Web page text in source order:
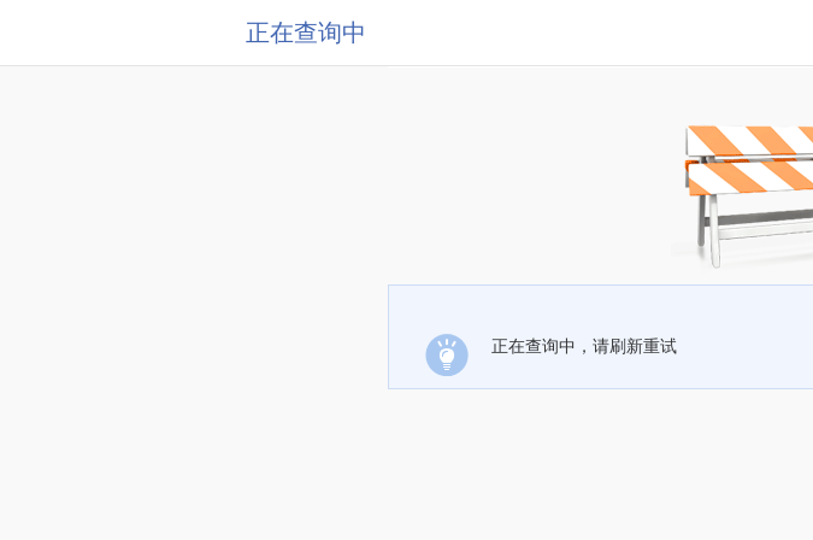
正在查询中
正在查询中，请刷新重试